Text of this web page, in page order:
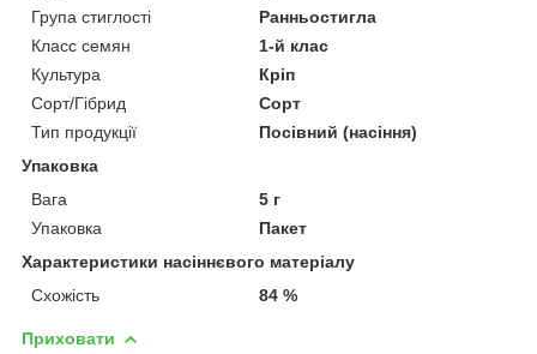
Група стиглості
Ранньостигла
Класс семян
1-й клас
Культура
Кріп
Сорт/Гібрид
Сорт
Тип продукції
Посівний (насіння)
Упаковка
Вага
5 г
Упаковка
Пакет
Характеристики насіннєвого матеріалу
Схожість
84 %
Приховати